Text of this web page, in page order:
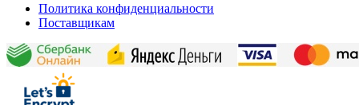
Политика конфиденциальности
Поставщикам